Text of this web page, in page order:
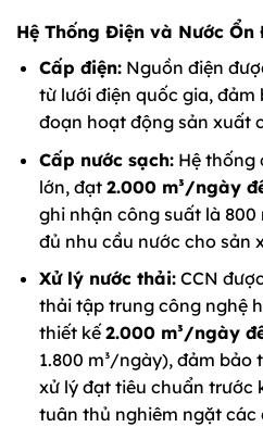
Hệ Thống Điện và Nước Ổn
Cấp điện:Nguồn điện
từ lưới điện quốc gia, đảm
đoạn hoạt động sản xuất
Cấp nước sạch:Hệ thống
lớn, đạt 2.000 m³/ngày
ghi nhận công suất là
đủ nhu cầu nước cho sản
Xử lý nước thải:CCN
thải tập trung công nghệ
thiết kế 2.000 m³/ngày
1.800 m³/ngày), đảm
xử lý đạt tiêu chuẩn trước
tuân thủ nghiêm ngặt các